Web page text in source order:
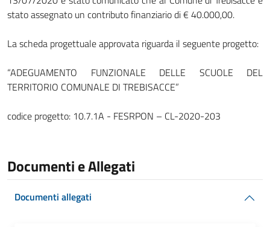
stato assegnato un contributo finanziario di € 40.000,00.
La scheda progettuale approvata riguarda il seguente progetto:
“ADEGUAMENTO FUNZIONALE DELLE SCUOLE DEL
TERRITORIO COMUNALE DI TREBISACCE”
codice progetto: 10.7.1A - FESRPON – CL-2020-203
Documenti e Allegati
Documenti allegati